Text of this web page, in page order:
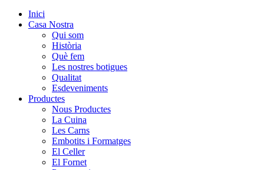
Inici
Casa Nostra
Qui som
Història
Què fem
Les nostres botigues
Qualitat
Esdeveniments
Productes
Nous Productes
La Cuina
Les Carns
Embotits i Formatges
El Celler
El Fornet